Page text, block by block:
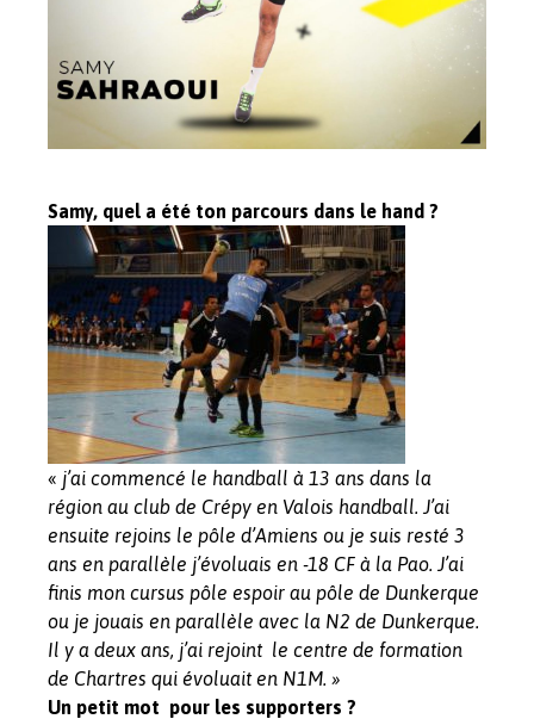
Samy, quel a été ton parcours dans le hand ?
« j’ai commencé le handball à 13 ans dans la
région au club de Crépy en Valois handball. J’ai
ensuite rejoins le pôle d’Amiens ou je suis resté 3
ans en parallèle j’évoluais en -18 CF à la Pao. J’ai
finis mon cursus pôle espoir au pôle de Dunkerque
ou je jouais en parallèle avec la N2 de Dunkerque.
Il y a deux ans, j’ai rejoint le centre de formation
de Chartres qui évoluait en N1M. »
Un petit mot pour les supporters ?